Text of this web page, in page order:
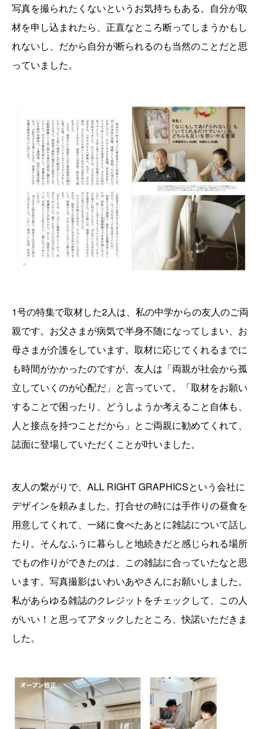
写真を撮られたくないというお気持ちもある。自分が取
材を申し込まれたら、正直なところ断ってしまうかもし
れないし、だから自分が断られるのも当然のことだと思
っていました。
1号の特集で取材した2人は、私の中学からの友人のご両
親です。お父さまが病気で半身不随になってしまい、お
母さまが介護をしています。取材に応じてくれるまでに
も時間がかかったのですが、友人は「両親が社会から孤
立していくのが心配だ」と言っていて。「取材をお願い
することで困ったり、どうしようか考えること自体も、
人と接点を持つことだから」とご両親に勧めてくれて、
誌面に登場していただくことが叶いました。
友人の繋がりで、ALL RIGHT GRAPHICSという会社に
デザインを頼みました。打合せの時には手作りの昼食を
用意してくれて、一緒に食べたあとに雑誌について話し
たり。そんなふうに暮らしと地続きだと感じられる場所
でもの作りができたのは、この雑誌に合っていたなと思
います。写真撮影はいわいあやさんにお願いしました。
私があらゆる雑誌のクレジットをチェックして、この人
がいい！と思ってアタックしたところ、快諾いただきま
した。